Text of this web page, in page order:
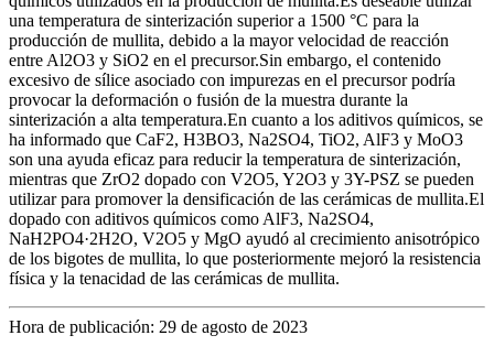
una temperatura de sinterización superior a 1500 °C para la
producción de mullita, debido a la mayor velocidad de reacción
entre Al2O3 y SiO2 en el precursor.Sin embargo, el contenido
excesivo de sílice asociado con impurezas en el precursor podría
provocar la deformación o fusión de la muestra durante la
sinterización a alta temperatura.En cuanto a los aditivos químicos, se
ha informado que CaF2, H3BO3, Na2SO4, TiO2, AlF3 y MoO3
son una ayuda eficaz para reducir la temperatura de sinterización,
mientras que ZrO2 dopado con V2O5, Y2O3 y 3Y-PSZ se pueden
utilizar para promover la densificación de las cerámicas de mullita.El
dopado con aditivos químicos como AlF3, Na2SO4,
NaH2PO4·2H2O, V2O5 y MgO ayudó al crecimiento anisotrópico
de los bigotes de mullita, lo que posteriormente mejoró la resistencia
física y la tenacidad de las cerámicas de mullita.
Hora de publicación: 29 de agosto de 2023